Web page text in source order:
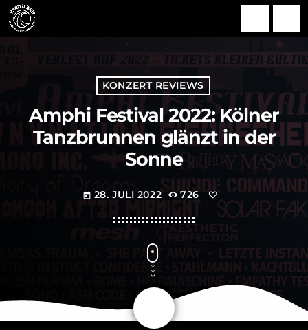
KONZERT REVIEWS
Amphi Festival 2022: Kölner
Tanzbrunnen glänzt in der
Sonne
today 28. JULI 2022 726